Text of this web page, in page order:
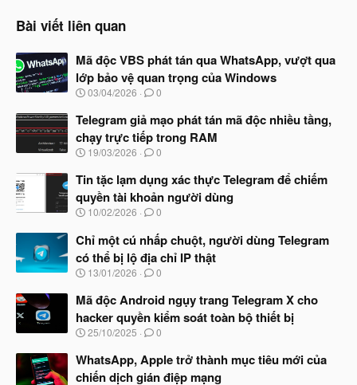
Bài viết liên quan
Mã độc VBS phát tán qua WhatsApp, vượt qua
lớp bảo vệ quan trọng của Windows
N
à
b
ắ
đ
ầ
u
03/04/2026 0
Telegram giả mạo phát tán mã độc nhiều tầng,
chạy trực tiếp trong RAM
N
à
b
ắ
đ
ầ
u
19/03/2026 0
Tin tặc lạm dụng xác thực Telegram để chiếm
quyền tài khoản người dùng
N
à
y
b
ắ
đ
ầ
u
10/02/2026 0
Chỉ một cú nhấp chuột, người dùng Telegram
có thể bị lộ địa chỉ IP thật
N
à
b
ắ
đ
ầ
13/01/2026 0
Mã độc Android ngụy trang Telegram X cho
hacker quyền kiểm soát toàn bộ thiết bị
N
à
b
25/10/2025 0
WhatsApp, Apple trở thành mục tiêu mới của
chiến dịch gián điệp mạng